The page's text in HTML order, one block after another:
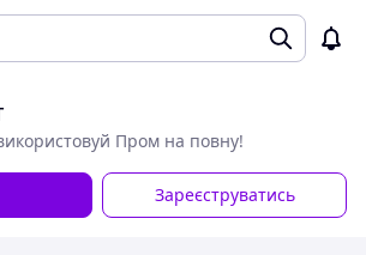
Пром на повну!
Зареєструватись